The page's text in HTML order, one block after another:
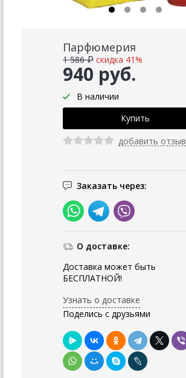
Парфюмерия
940 руб.
1 586 ₽ скидка 41%
В наличии
добавить отзыв
Заказать через:
О доставке:
Доставка может быть
БЕСПЛАТНОЙ!
Узнать о доставке
Поделись с друзьями